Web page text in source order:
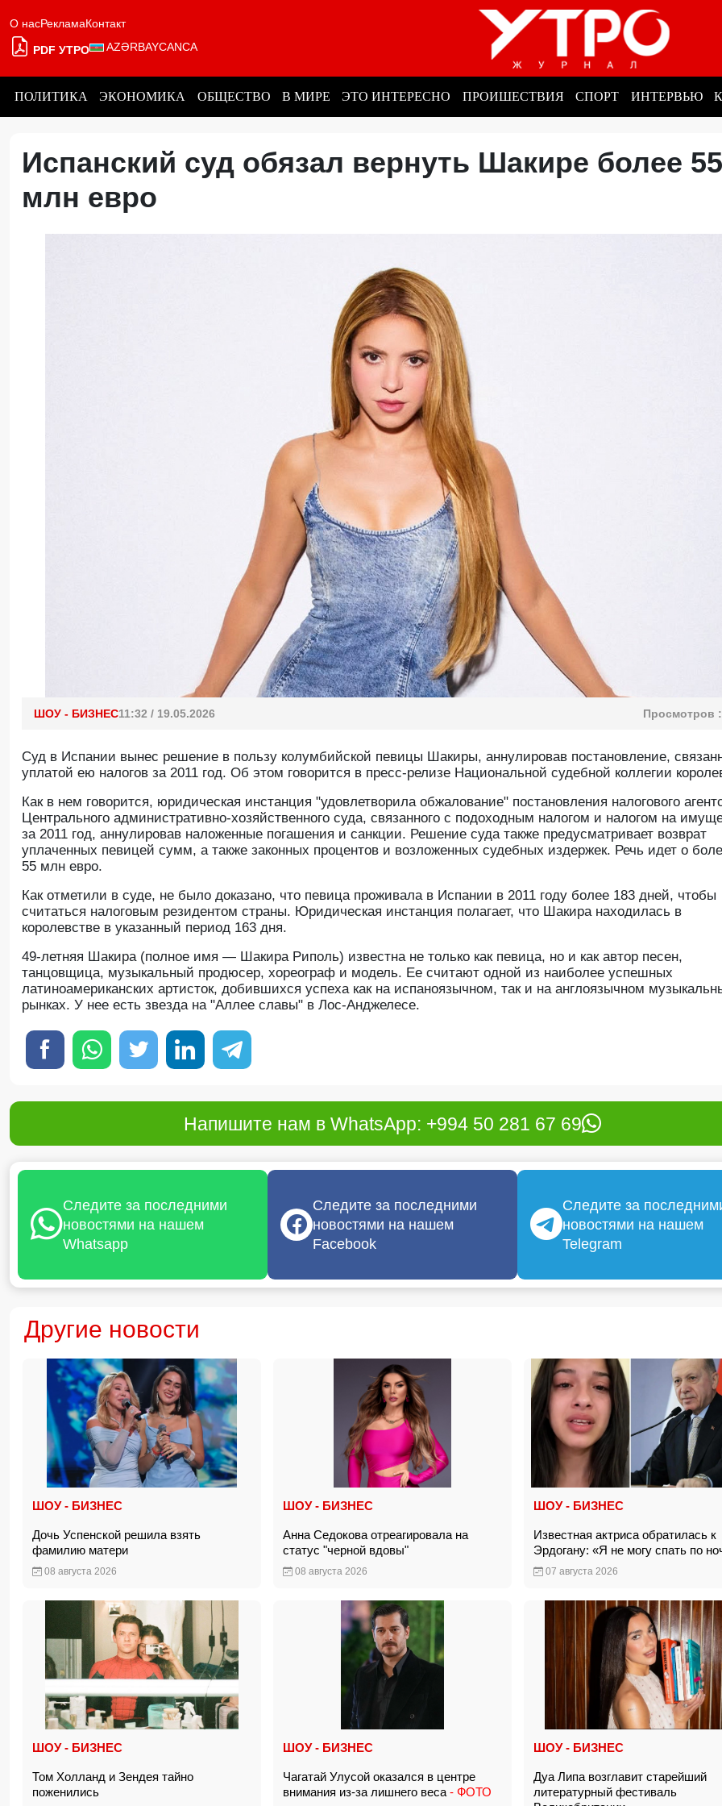
О насРекламаКонтакт
PDF УТРО AZƏRBAYCANCA
ПОЛИТИКА ЭКОНОМИКА ОБЩЕСТВО В МИРЕ ЭТО ИНТЕРЕСНО ПРОИШЕСТВИЯ СПОРТ ИНТЕРВЬЮ
Испанский суд обязал вернуть Шакире более 55
млн евро
ШОУ - БИЗНЕС11:32 / 19.05.2026 Просмотров :
Суд в Испании вынес решение в пользу колумбийской певицы Шакиры, аннулировав постановление,
уплатой ею налогов за 2011 год. Об этом говорится в пресс-релизе Национальной судебной коллегии
Как в нем говорится, юридическая инстанция "удовлетворила обжалование" постановления налогового
Центрального административно-хозяйственного суда, связанного с подоходным налогом и налогом на
за 2011 год, аннулировав наложенные погашения и санкции. Решение суда также предусматривает возврат
уплаченных певицей сумм, а также законных процентов и возложенных судебных издержек. Речь идет о
55 млн евро.
Как отметили в суде, не было доказано, что певица проживала в Испании в 2011 году более 183 дней, чтобы
считаться налоговым резидентом страны. Юридическая инстанция полагает, что Шакира находилась в
королевстве в указанный период 163 дня.
49-летняя Шакира (полное имя — Шакира Риполь) известна не только как певица, но и как автор песен,
танцовщица, музыкальный продюсер, хореограф и модель. Ее считают одной из наиболее успешных
латиноамериканских артисток, добившихся успеха как на испаноязычном, так и на англоязычном
рынках. У нее есть звезда на "Аллее славы" в Лос-Анджелесе.
Напишите нам в WhatsApp: +994 50 281 67 69
Следите за последними
новостями на нашем
Whatsapp
Следите за последними
новостями на нашем
Facebook
Следите за
новостями на нашем
Telegram
Другие новости
ШОУ - БИЗНЕС
Дочь Успенской решила взять
фамилию матери
08 августа 2026
ШОУ - БИЗНЕС
Анна Седокова отреагировала на
статус "черной вдовы"
08 августа 2026
ШОУ - БИЗНЕС
Известная актриса обратилась к
Эрдогану: «Я не могу спать по
07 августа 2026
ШОУ - БИЗНЕС
Том Холланд и Зендея тайно
поженились
ШОУ - БИЗНЕС
Чагатай Улусой оказался в центре
внимания из-за лишнего веса - ФОТО
ШОУ - БИЗНЕС
Дуа Липа возглавит старейший
литературный фестиваль